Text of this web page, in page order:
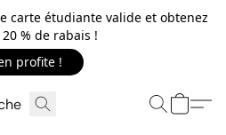
carte étudiante valide et obtenez
% de rabais !
profite !